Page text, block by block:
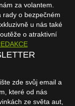
za volantem.
rady o bezpečném
u nás také
o atraktivní
zde svůj email a
které od nás
ze světa aut,